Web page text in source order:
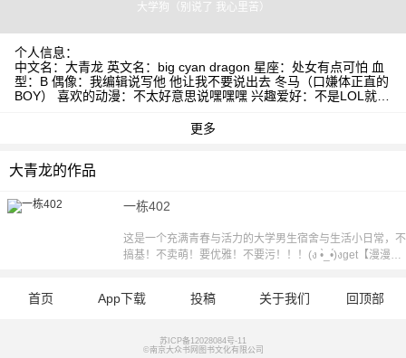
大学狗（别说了 我心里苦）
个人信息：
中文名：大青龙 英文名：big cyan dragon 星座：处女有点可怕 血
型：B 偶像：我编辑说写他 他让我不要说出去 冬马（口嫌体正直的
BOY） 喜欢的动漫：不太好意思说嘿嘿嘿 兴趣爱好：不是LOL就对
大青龙的作品
一栋402
这是一个充满青春与活力的大学男生宿舍与生活小日常，不
搞基！不卖萌！要优雅！不要污！！！(ง •̀_•́)งget【漫漫独
首页 App下载 投稿 关于我们 回顶部
苏ICP备12028084号-11
©南京大众书网图书文化有限公司